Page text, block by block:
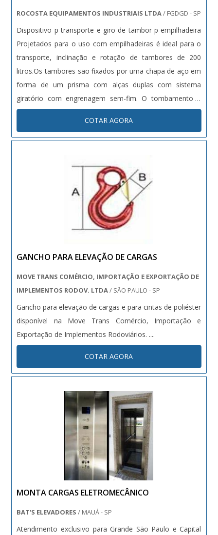
ROCOSTA EQUIPAMENTOS INDUSTRIAIS LTDA/ FGDGD - SP
Dispositivo p transporte e giro de tambor p empilhadeira
Projetados para o uso com empilhadeiras é ideal para o
transporte, inclinação e rotação de tambores de 200
litros.Os tambores são fixados por uma chapa de aço em
forma de um prisma com alças duplas com sistema
giratório com engrenagem sem-fim. O tombamento é
realizado atraves da manivela e pinhão. Inclui cinta anti-
derrapante e corrente de segurança. ....
COTAR AGORA
GANCHO PARA ELEVAÇÃO DE CARGAS
MOVE TRANS COMÉRCIO, IMPORTAÇÃO E EXPORTAÇÃO DE
IMPLEMENTOS RODOV. LTDA/ SÃO PAULO - SP
Gancho para elevação de cargas e para cintas de poliéster
disponível na Move Trans Comércio, Importação e
Exportação de Implementos Rodoviários. ....
COTAR AGORA
MONTA CARGAS ELETROMECÂNICO
BAT'S ELEVADORES / MAUÁ - SP
Atendimento exclusivo para Grande São Paulo e Capital